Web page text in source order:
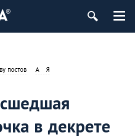
постов А - Я
в декрете